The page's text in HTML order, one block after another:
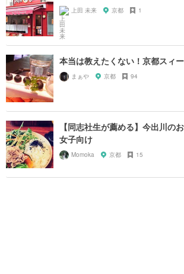
上田 未来 京都 1
本当は教えたくない！京都スィ
まぁや 京都 94
【同志社生が薦める】今出川の
女子向け
Momoka 京都 15